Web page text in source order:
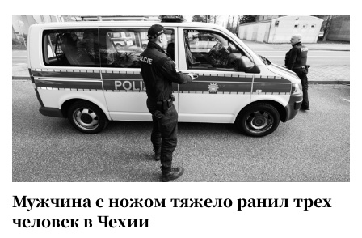
Мужчина с ножом тяжело ранил трех
человек в Чехии